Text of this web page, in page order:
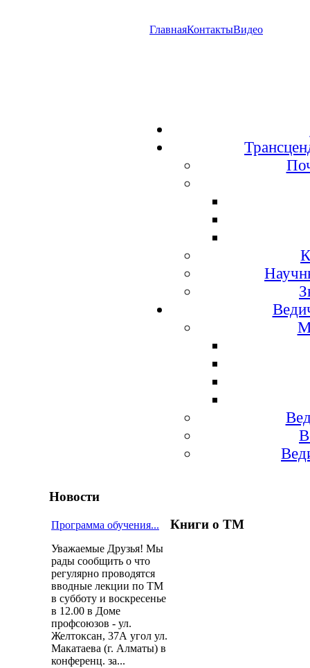
ГлавнаяКонтактыВидео
Новости
Программа обучения...
Уважаемые Друзья! Мы
рады сообщить о что
регулярно проводятся
вводные лекции по ТМ
в субботу и воскресенье
в 12.00 в Доме
профсоюзов - ул.
Желтоксан, 37А угол ул.
Макатаева (г. Алматы) в
конференц. за...
Книги о ТМ